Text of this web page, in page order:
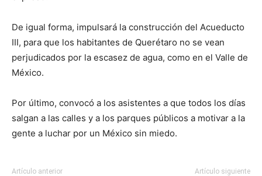
De igual forma, impulsará la construcción del Acueducto
III, para que los habitantes de Querétaro no se vean
perjudicados por la escasez de agua, como en el Valle de
México.
Por último, convocó a los asistentes a que todos los días
salgan a las calles y a los parques públicos a motivar a la
gente a luchar por un México sin miedo.
Artículo anterior Artículo siguiente